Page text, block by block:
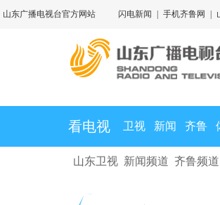
山东广播电视台官方网站 闪电新闻 手机齐鲁网
看电视 卫视 新闻 齐鲁
山东卫视 新闻频道 齐鲁频道